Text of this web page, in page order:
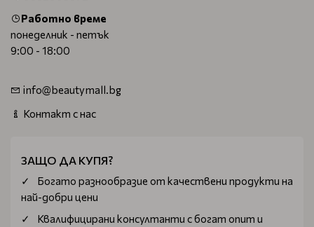
Работно време
понеделник - петък
9:00 - 18:00
info@beautymall.bg
Контакт с нас
ЗАЩО ДА КУПЯ?
Богатo разнообразие от качествени продукти на
най-добри цени
Квалифицирани консултанти с богат опит и